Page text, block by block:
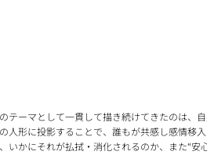
テーマとして一貫して描き続けてきたのは、
人形に投影することで、誰もが共感し感情移
いかにそれが払拭・消化されるのか、また“安